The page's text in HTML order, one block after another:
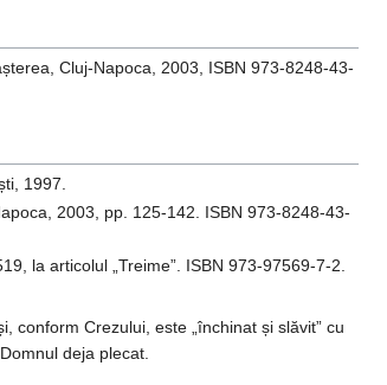
Cluj-Napoca, 2003, ISBN 973-8248-43-
1997.
2003, pp. 125-142. ISBN 973-8248-43-
la articolul „Treime”. ISBN 973-97569-7-2.
conform Crezului, este „închinat și slăvit” cu
deja plecat.